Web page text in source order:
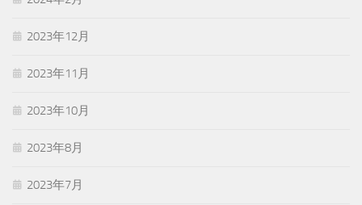
2023年12月
2023年11月
2023年10月
2023年8月
2023年7月